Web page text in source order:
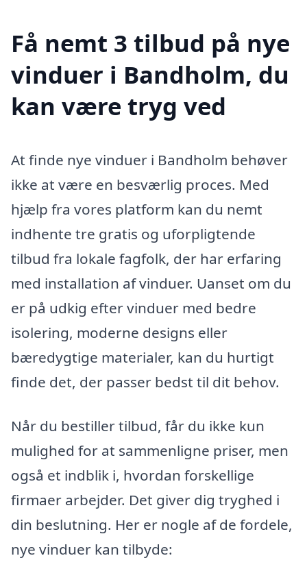
Få nemt 3 tilbud på nye
vinduer i Bandholm, du
kan være tryg ved
At finde nye vinduer i Bandholm behøver
ikke at være en besværlig proces. Med
hjælp fra vores platform kan du nemt
indhente tre gratis og uforpligtende
tilbud fra lokale fagfolk, der har erfaring
med installation af vinduer. Uanset om du
er på udkig efter vinduer med bedre
isolering, moderne designs eller
bæredygtige materialer, kan du hurtigt
finde det, der passer bedst til dit behov.
Når du bestiller tilbud, får du ikke kun
mulighed for at sammenligne priser, men
også et indblik i, hvordan forskellige
firmaer arbejder. Det giver dig tryghed i
din beslutning. Her er nogle af de fordele,
nye vinduer kan tilbyde: